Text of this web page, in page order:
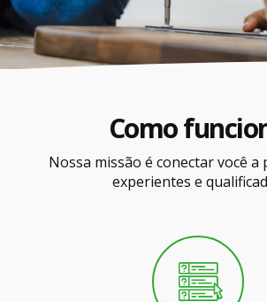
Como
Nossa missão é conectar você a
experientes e